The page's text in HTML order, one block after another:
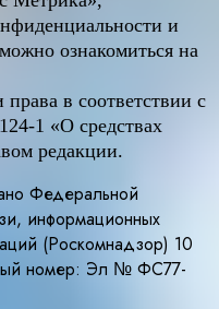
и
ознакомиться на
в соответствии с
1 «О средствах
редакции.
Федеральной
информационных
(Роскомнадзор) 10
номер: Эл № ФС77-